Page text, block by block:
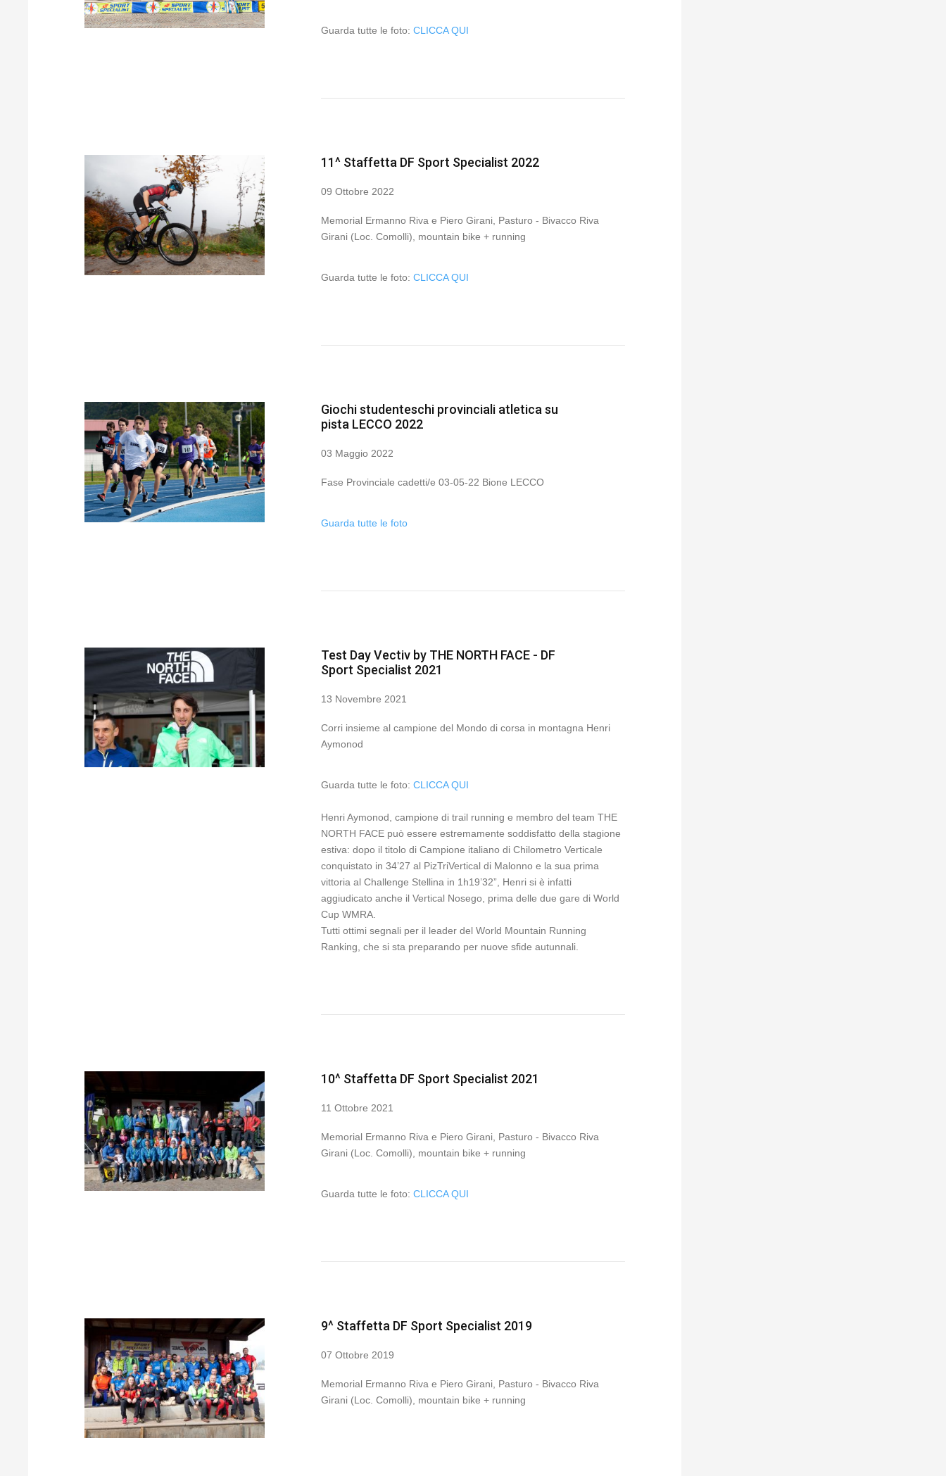
Guarda tutte le foto: CLICCA QUI
11^ Staffetta DF Sport Specialist 2022
09 Ottobre 2022
Memorial Ermanno Riva e Piero Girani, Pasturo - Bivacco Riva
Girani (Loc. Comolli), mountain bike + running
Guarda tutte le foto: CLICCA QUI
Giochi studenteschi provinciali atletica su
pista LECCO 2022
03 Maggio 2022
Fase Provinciale cadetti/e 03-05-22 Bione LECCO
Guarda tutte le foto
Test Day Vectiv by THE NORTH FACE - DF
Sport Specialist 2021
13 Novembre 2021
Corri insieme al campione del Mondo di corsa in montagna Henri
Aymonod
Guarda tutte le foto: CLICCA QUI
Henri Aymonod, campione di trail running e membro del team THE
NORTH FACE può essere estremamente soddisfatto della stagione
estiva: dopo il titolo di Campione italiano di Chilometro Verticale
conquistato in 34’27 al PizTriVertical di Malonno e la sua prima
vittoria al Challenge Stellina in 1h19’32”, Henri si è infatti
aggiudicato anche il Vertical Nosego, prima delle due gare di World
Cup WMRA.
Tutti ottimi segnali per il leader del World Mountain Running
Ranking, che si sta preparando per nuove sfide autunnali.
10^ Staffetta DF Sport Specialist 2021
11 Ottobre 2021
Memorial Ermanno Riva e Piero Girani, Pasturo - Bivacco Riva
Girani (Loc. Comolli), mountain bike + running
Guarda tutte le foto: CLICCA QUI
9^ Staffetta DF Sport Specialist 2019
07 Ottobre 2019
Memorial Ermanno Riva e Piero Girani, Pasturo - Bivacco Riva
Girani (Loc. Comolli), mountain bike + running